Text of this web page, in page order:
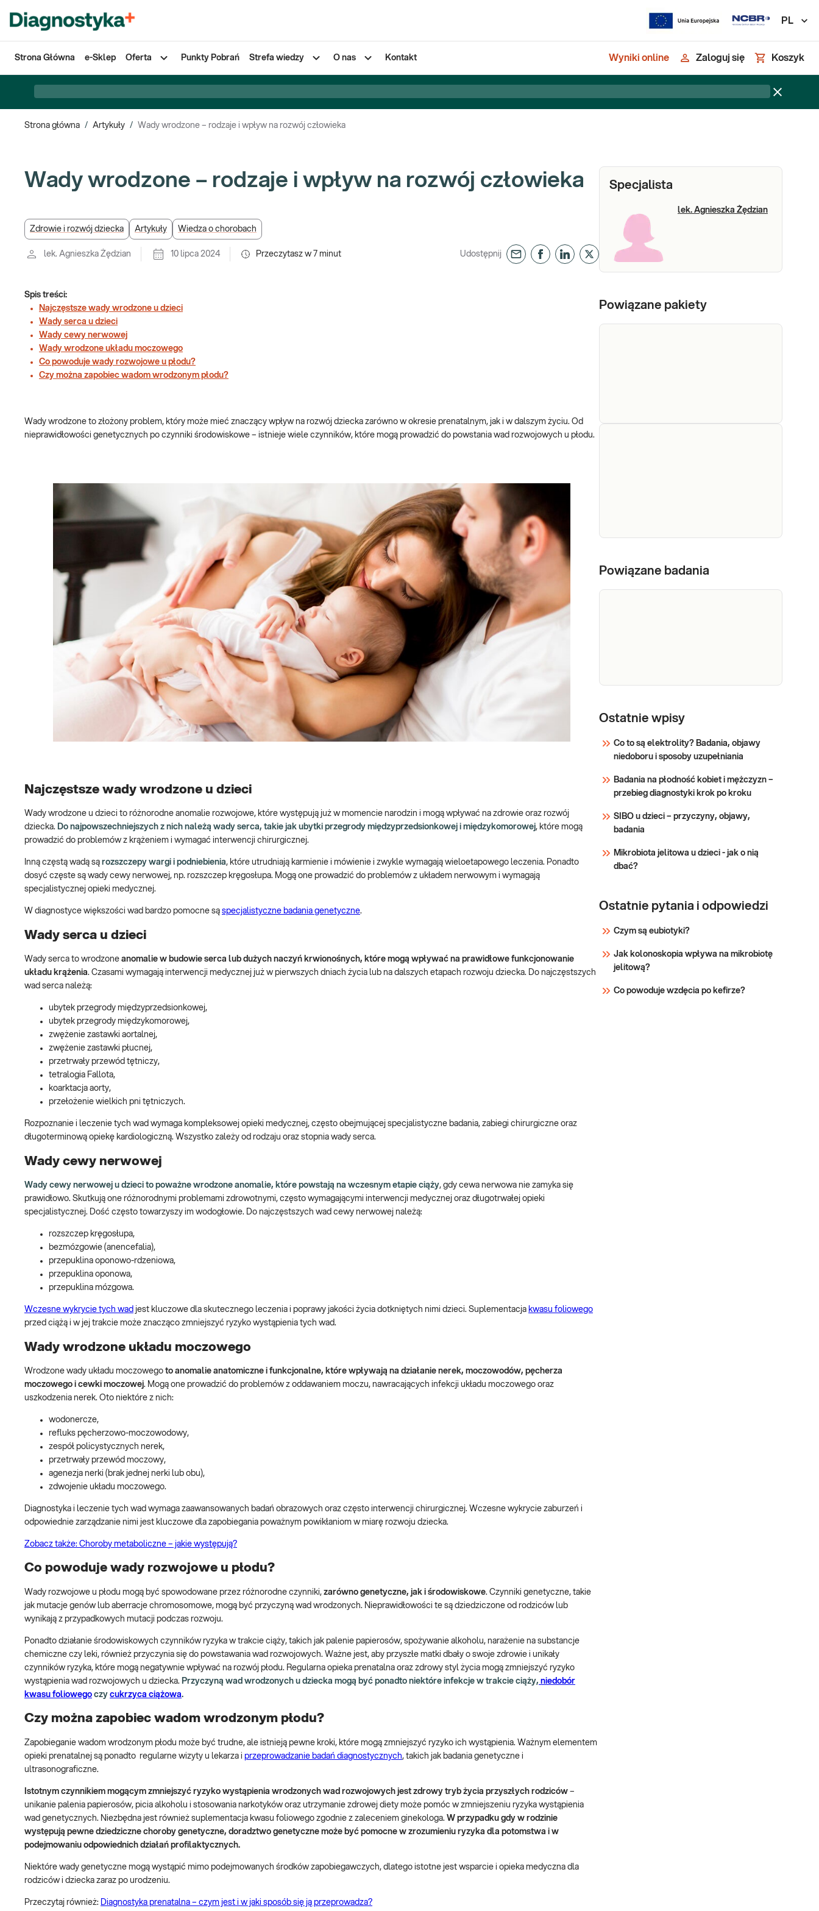
PL
Strona Główna e-Sklep Oferta Punkty Pobrań Strefa wiedzy O nas Kontakt Wyniki online Zaloguj się Koszyk
Strona główna / Artykuły / Wady wrodzone – rodzaje i wpływ na rozwój człowieka
Wady wrodzone – rodzaje i wpływ na rozwój człowieka
Zdrowie i rozwój dziecka Artykuły Wiedza o chorobach
lek. Agnieszka Żędzian 10 lipca 2024 Przeczytasz w 7 minut Udostępnij
Spis treści:
Najczęstsze wady wrodzone u dzieci
Wady serca u dzieci
Wady cewy nerwowej
Wady wrodzone układu moczowego
Co powoduje wady rozwojowe u płodu?
Czy można zapobiec wadom wrodzonym płodu?
Wady wrodzone to złożony problem, który może mieć znaczący wpływ na rozwój dziecka zarówno w okresie prenatalnym, jak i w dalszym życiu. Od
nieprawidłowości genetycznych po czynniki środowiskowe – istnieje wiele czynników, które mogą prowadzić do powstania wad rozwojowych u płodu.
Najczęstsze wady wrodzone u dzieci
Wady wrodzone u dzieci to różnorodne anomalie rozwojowe, które występują już w momencie narodzin i mogą wpływać na zdrowie oraz rozwój
dziecka. Do najpowszechniejszych z nich należą wady serca, takie jak ubytki przegrody międzyprzedsionkowej i międzykomorowej, które mogą
prowadzić do problemów z krążeniem i wymagać interwencji chirurgicznej.
Inną częstą wadą są rozszczepy wargi i podniebienia, które utrudniają karmienie i mówienie i zwykle wymagają wieloetapowego leczenia. Ponadto
dosyć częste są wady cewy nerwowej, np. rozszczep kręgosłupa. Mogą one prowadzić do problemów z układem nerwowym i wymagają
specjalistycznej opieki medycznej.
W diagnostyce większości wad bardzo pomocne są specjalistyczne badania genetyczne.
Wady serca u dzieci
Wady serca to wrodzone anomalie w budowie serca lub dużych naczyń krwionośnych, które mogą wpływać na prawidłowe funkcjonowanie
układu krążenia. Czasami wymagają interwencji medycznej już w pierwszych dniach życia lub na dalszych etapach rozwoju dziecka. Do najczęstszych
wad serca należą:
ubytek przegrody międzyprzedsionkowej,
ubytek przegrody międzykomorowej,
zwężenie zastawki aortalnej,
zwężenie zastawki płucnej,
przetrwały przewód tętniczy,
tetralogia Fallota,
koarktacja aorty,
przełożenie wielkich pni tętniczych.
Rozpoznanie i leczenie tych wad wymaga kompleksowej opieki medycznej, często obejmującej specjalistyczne badania, zabiegi chirurgiczne oraz
długoterminową opiekę kardiologiczną. Wszystko zależy od rodzaju oraz stopnia wady serca.
Wady cewy nerwowej
Wady cewy nerwowej u dzieci to poważne wrodzone anomalie, które powstają na wczesnym etapie ciąży, gdy cewa nerwowa nie zamyka się
prawidłowo. Skutkują one różnorodnymi problemami zdrowotnymi, często wymagającymi interwencji medycznej oraz długotrwałej opieki
specjalistycznej. Dość często towarzyszy im wodogłowie. Do najczęstszych wad cewy nerwowej należą:
rozszczep kręgosłupa,
bezmózgowie (anencefalia),
przepuklina oponowo-rdzeniowa,
przepuklina oponowa,
przepuklina mózgowa.
Wczesne wykrycie tych wad jest kluczowe dla skutecznego leczenia i poprawy jakości życia dotkniętych nimi dzieci. Suplementacja kwasu foliowego
przed ciążą i w jej trakcie może znacząco zmniejszyć ryzyko wystąpienia tych wad.
Wady wrodzone układu moczowego
Wrodzone wady układu moczowego to anomalie anatomiczne i funkcjonalne, które wpływają na działanie nerek, moczowodów, pęcherza
moczowego i cewki moczowej. Mogą one prowadzić do problemów z oddawaniem moczu, nawracających infekcji układu moczowego oraz
uszkodzenia nerek. Oto niektóre z nich:
wodonercze,
refluks pęcherzowo-moczowodowy,
zespół policystycznych nerek,
przetrwały przewód moczowy,
agenezja nerki (brak jednej nerki lub obu),
zdwojenie układu moczowego.
Diagnostyka i leczenie tych wad wymaga zaawansowanych badań obrazowych oraz często interwencji chirurgicznej. Wczesne wykrycie zaburzeń i
odpowiednie zarządzanie nimi jest kluczowe dla zapobiegania poważnym powikłaniom w miarę rozwoju dziecka.
Zobacz także: Choroby metaboliczne – jakie występują?
Co powoduje wady rozwojowe u płodu?
Wady rozwojowe u płodu mogą być spowodowane przez różnorodne czynniki, zarówno genetyczne, jak i środowiskowe. Czynniki genetyczne, takie
jak mutacje genów lub aberracje chromosomowe, mogą być przyczyną wad wrodzonych. Nieprawidłowości te są dziedziczone od rodziców lub
wynikają z przypadkowych mutacji podczas rozwoju.
Ponadto działanie środowiskowych czynników ryzyka w trakcie ciąży, takich jak palenie papierosów, spożywanie alkoholu, narażenie na substancje
chemiczne czy leki, również przyczynia się do powstawania wad rozwojowych. Ważne jest, aby przyszłe matki dbały o swoje zdrowie i unikały
czynników ryzyka, które mogą negatywnie wpływać na rozwój płodu. Regularna opieka prenatalna oraz zdrowy styl życia mogą zmniejszyć ryzyko
wystąpienia wad rozwojowych u dziecka. Przyczyną wad wrodzonych u dziecka mogą być ponadto niektóre infekcje w trakcie ciąży, niedobór
kwasu foliowego czy cukrzyca ciążowa.
Czy można zapobiec wadom wrodzonym płodu?
Zapobieganie wadom wrodzonym płodu może być trudne, ale istnieją pewne kroki, które mogą zmniejszyć ryzyko ich wystąpienia. Ważnym elementem
opieki prenatalnej są ponadto regularne wizyty u lekarza i przeprowadzanie badań diagnostycznych, takich jak badania genetyczne i
ultrasonograficzne.
Istotnym czynnikiem mogącym zmniejszyć ryzyko wystąpienia wrodzonych wad rozwojowych jest zdrowy tryb życia przyszłych rodziców –
unikanie palenia papierosów, picia alkoholu i stosowania narkotyków oraz utrzymanie zdrowej diety może pomóc w zmniejszeniu ryzyka wystąpienia
wad genetycznych. Niezbędna jest również suplementacja kwasu foliowego zgodnie z zaleceniem ginekologa. W przypadku gdy w rodzinie
występują pewne dziedziczne choroby genetyczne, doradztwo genetyczne może być pomocne w zrozumieniu ryzyka dla potomstwa i w
podejmowaniu odpowiednich działań profilaktycznych.
Niektóre wady genetyczne mogą wystąpić mimo podejmowanych środków zapobiegawczych, dlatego istotne jest wsparcie i opieka medyczna dla
rodziców i dziecka zaraz po urodzeniu.
Przeczytaj również: Diagnostyka prenatalna – czym jest i w jaki sposób się ją przeprowadza?
Specjalista
lek. Agnieszka Żędzian
Powiązane pakiety
wykrycia ewentualnych
niedoborów witam
test
badania: Niepokój przyszłej
mamy Wiek ciężarnej >35 lat
poprzedniej ciąży (trisomia 21,
Powiązane badania
foliowy
chorych na niedobory kwasu
leczenie chorych na anemię.
Sprawdź
Ostatnie wpisy
Co to są elektrolity? Badania, objawy
niedoboru i sposoby uzupełniania
Badania na płodność kobiet i mężczyzn –
przebieg diagnostyki krok po kroku
SIBO u dzieci – przyczyny, objawy,
badania
Mikrobiota jelitowa u dzieci - jak o nią
dbać?
Ostatnie pytania i odpowiedzi
Czym są eubiotyki?
Jak kolonoskopia wpływa na mikrobiotę
jelitową?
Co powoduje wzdęcia po kefirze?